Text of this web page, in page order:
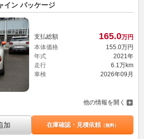
イン パッケージ
支払総額 165.0万円
本体価格
155. 0万円
年式
2021年
走行
6.1万km
車検
2026年09月
他の情報を開く
加 在庫確認・見積依頼（無料）